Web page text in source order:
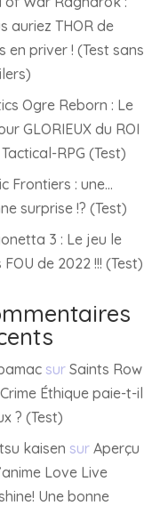
auriez THOR de
en priver ! (Test sans
Ogre Reborn : Le
GLORIEUX du ROI
RPG (Test)
Frontiers : une…
surprise !? (Test)
3 : Le jeu le
FOU de 2022 !!! (Test)
surSaints Row
Éthique paie-t-il
? (Test)
kaisen surAperçu
Love Live
Une bonne